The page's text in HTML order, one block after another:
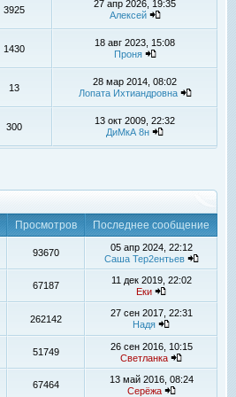
3925
27 апр 2026, 19:35
Алексей
1430
18 авг 2023, 15:08
Проня
13
28 мар 2014, 08:02
Лопата Ихтиандровна
300
13 окт 2009, 22:32
ДиМкА 8н
Просмотров Последнее сообщение
93670
05 апр 2024, 22:12
Саша Тер2ентьев
67187
11 дек 2019, 22:02
Еки
262142
27 сен 2017, 22:31
Надя
51749
26 сен 2016, 10:15
Светланка
67464
13 май 2016, 08:24
Серёжа